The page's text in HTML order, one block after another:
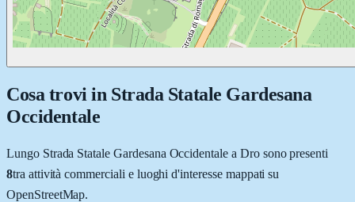
Cosa trovi in Strada Statale Gardesana
Occidentale
Lungo Strada Statale Gardesana Occidentale a Drosono presenti
8tra attività commerciali e luoghi d'interesse mappati su
OpenStreetMap.